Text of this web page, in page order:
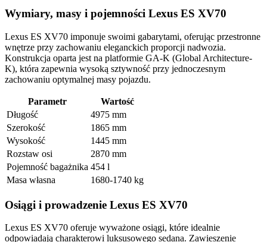
Wymiary, masy i pojemności Lexus ES XV70
Lexus ES XV70 imponuje swoimi gabarytami, oferując przestronne
wnętrze przy zachowaniu eleganckich proporcji nadwozia.
Konstrukcja oparta jest na platformie GA-K (Global Architecture-
K), która zapewnia wysoką sztywność przy jednoczesnym
zachowaniu optymalnej masy pojazdu.
Parametr
Wartość
Długość
4975 mm
Szerokość
1865 mm
Wysokość
1445 mm
Rozstaw osi
2870 mm
Pojemność bagażnika 454 l
Masa własna
1680-1740 kg
Osiągi i prowadzenie Lexus ES XV70
Lexus ES XV70 oferuje wyważone osiągi, które idealnie
odpowiadają charakterowi luksusowego sedana. Zawieszenie